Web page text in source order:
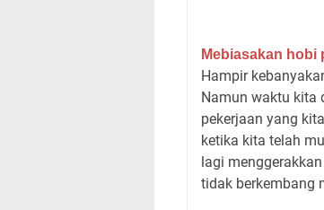
Mebiasakan hobi
Hampir
Namun waktu kita
pekerjaan yang
ketika kita telah
lagi
tidak berkembang